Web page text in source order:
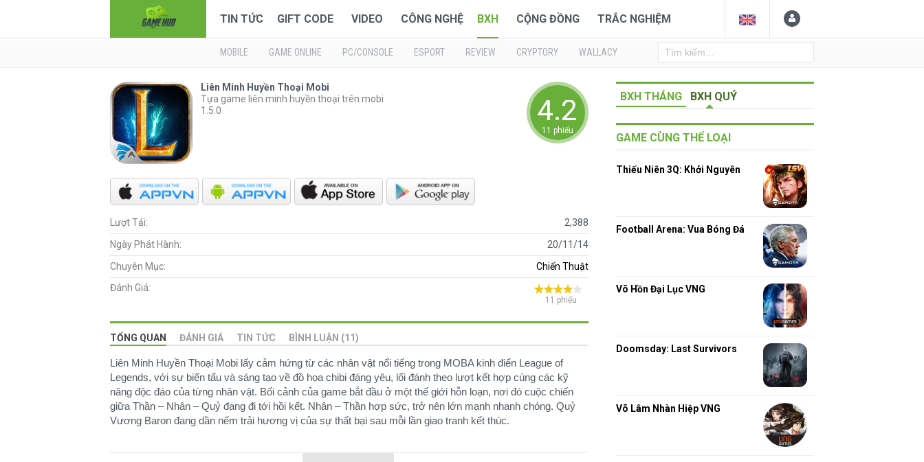
TIN TỨC GIFT CODE VIDEO CÔNG NGHỆ BXH CỘNG ĐỒNG TRẮC NGHIỆM
MOBILE GAME ONLINE PC/CONSOLE ESPORT REVIEW CRYPTORY WALLACY
Liên Minh Huyền Thoại Mobi
Tựa game liên minh huyền thoại trên mobi
1.5.0
4.27273
11 phiếu
Lượt Tải:
2,388
Ngày Phát Hành:
20/11/14
Chuyên Mục:
Chiến Thuật
Đánh Giá:
11 phiếu
TỔNG QUAN ĐÁNH GIÁ TIN TỨC BÌNH LUẬN (11)
Liên Minh Huyền Thoại Mobi lấy cảm hứng từ các nhân vật nổi tiếng trong MOBA kinh điển League of
Legends, với sự biến tấu và sáng tạo về đồ họa chibi đáng yêu, lối đánh theo lượt kết hợp cùng các kỹ
năng độc đáo của từng nhân vật. Bối cảnh của game bắt đầu ở một thế giới hỗn loạn, nơi đó cuộc chiến
giữa Thần – Nhân – Quỷ đang đi tới hồi kết. Nhân – Thần hợp sức, trở nên lớn mạnh nhanh chóng. Quỷ
Vương Baron đang dần nếm trải hương vị của sự thất bại sau mỗi lần giao tranh kết thúc.
BXH THÁNG BXH QUÝ
GAME CÙNG THỂ LOẠI
Thiếu Niên 3Q: Khởi Nguyên
Football Arena: Vua Bóng Đá
Võ Hồn Đại Lục VNG
Doomsday: Last Survivors
Võ Lâm Nhàn Hiệp VNG